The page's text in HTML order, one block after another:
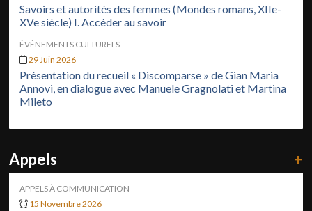
Savoirs et autorités des femmes (Mondes romans, XIIe-
XVe siècle) I. Accéder au savoir
ÉVÉNEMENTS CULTURELS
29 Juin 2026
Présentation du recueil « Discomparse » de Gian Maria
Annovi, en dialogue avec Manuele Gragnolati et Martina
Mileto
Appels +
APPELS À COMMUNICATION
15 Novembre 2026